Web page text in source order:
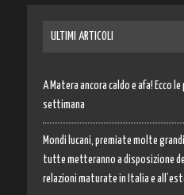
ULTIMI ARTICOLI
A Matera ancora caldo e afa! Ecco
settimana
Mondi lucani, premiate molte
tutte metteranno a disposizione
relazioni maturate in Italia e